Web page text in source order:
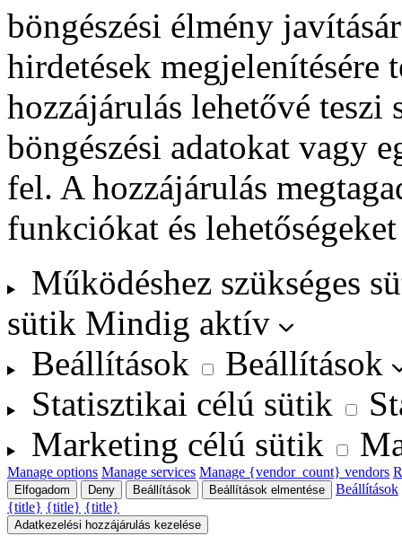
böngészési élmény
hirdetések megjelenítésére
hozzájárulás lehetővé
böngészési adatokat vagy
fel. A hozzájárulás
funkciókat és
Működéshez szükséges
sütik Mindig aktív
Beállítások
Beállítások
Statisztikai célú sütik
Marketing célú sütik
Manage options Manage services Manage {vendor_count} vendors
Elfogadom Deny Beállítások Beállítások elmentése
Beállítások
{title} {title} {title}
Adatkezelési hozzájárulás kezelése